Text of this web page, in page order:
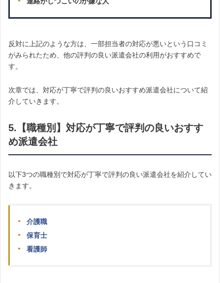
反対に上記のような方は、一部担当者の対応が悪いという口コミ
がみられたため、他の評判の良い派遣会社の利用がおすすめで
す。
次章では、対応が丁寧で評判の良いおすすめ派遣会社について紹
介していきます。
5.【職種別】対応が丁寧で評判の良いおすす
め派遣会社
以下3つの職種別で対応が丁寧で評判の良い派遣会社を紹介してい
きます。
介護職
保育士
看護師